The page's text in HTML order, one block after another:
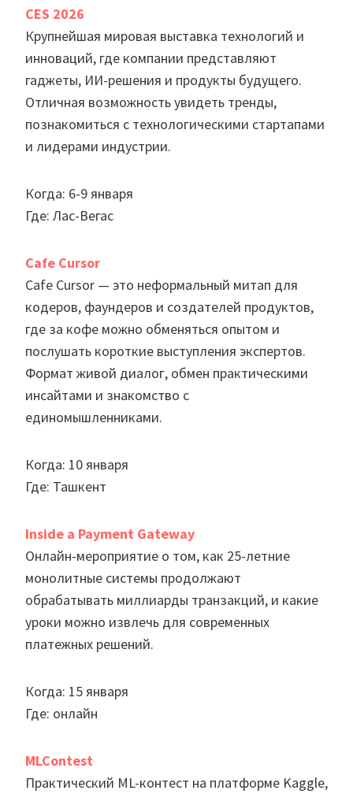
CES 2026
Крупнейшая мировая выставка технологий и
инноваций, где компании представляют
гаджеты, ИИ-решения и продукты будущего.
Отличная возможность увидеть тренды,
познакомиться с технологическими стартапами
и лидерами индустрии.
Когда: 6-9 января
Где: Лас-Вегас
Cafe Cursor
Cafe Cursor — это неформальный митап для
кодеров, фаундеров и создателей продуктов,
где за кофе можно обменяться опытом и
послушать короткие выступления экспертов.
Формат живой диалог, обмен практическими
инсайтами и знакомство с
единомышленниками.
Когда: 10 января
Где: Ташкент
Inside a Payment Gateway
Онлайн-мероприятие о том, как 25-летние
монолитные системы продолжают
обрабатывать миллиарды транзакций, и какие
уроки можно извлечь для современных
платежных решений.
Когда: 15 января
Где: онлайн
MLContest
Практический ML-контест на платформе Kaggle,